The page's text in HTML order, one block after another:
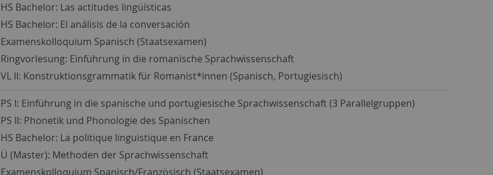
HS Bachelor: Las actitudes lingüísticas
HS Bachelor: El análisis de la conversación
Examenskolloquium Spanisch (Staatsexamen)
Ringvorlesung: Einführung in die romanische Sprachwissenschaft
VL II: Konstruktionsgrammatik für Romanist*innen (Spanisch, Portugiesisch)
PS I: Einführung in die spanische und portugiesische Sprachwissenschaft (3 Parallelgruppen)
PS II: Phonetik und Phonologie des Spanischen
HS Bachelor: La politique linguistique en France
Ü (Master): Methoden der Sprachwissenschaft
Examenskolloquium Spanisch/Französisch (Staatsexamen)